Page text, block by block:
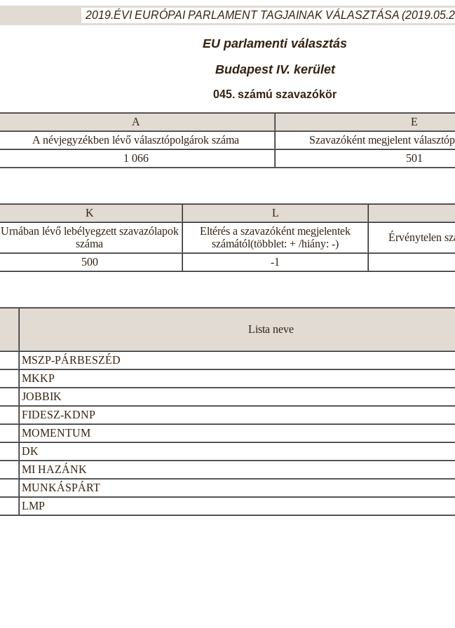
2019.ÉVI EURÓPAI PARLAMENT TAGJAINAK VÁLASZTÁSA
EU parlamenti választás
Budapest IV. kerület
045. számú szavazókör
A
E
A névjegyzékben lévő választópolgárok száma
Szavazóként megjelent
1 066
501
K L
Urnában lévő lebélyegzett szavazólapok
száma
Eltérés a szavazóként megjelentek
számától(többlet: + /hiány: -)
Érvénytelen
500 -1
Lista neve
MSZP-PÁRBESZÉD
MKKP
JOBBIK
FIDESZ-KDNP
MOMENTUM
DK
MI HAZÁNK
MUNKÁSPÁRT
LMP